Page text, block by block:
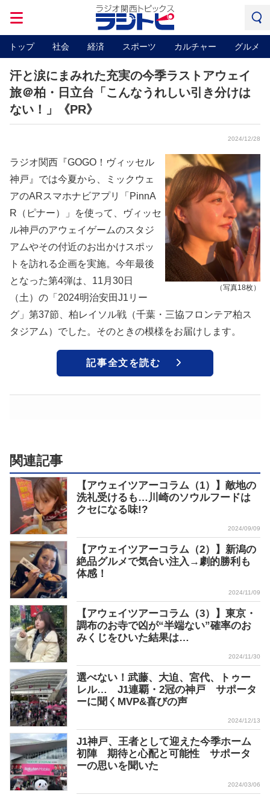
トップ 社会 経済 スポーツ カルチャー グルメ
汗と涙にまみれた充実の今季ラストアウェイ
旅＠柏・日立台「こんなうれしい引き分けは
ない！」《PR》
2024/12/28
（写真18枚）
ラジオ関西『GOGO！ヴィッセル
神戸』では今夏から、ミックウェ
アのARスマホナビアプリ「PinnA
R（ピナー）」を使って、ヴィッセ
ル神戸のアウェイゲームのスタジ
アムやその付近のお出かけスポッ
トを訪れる企画を実施。今年最後
となった第4弾は、11月30日
（土）の「2024明治安田J1リー
グ」第37節、柏レイソル戦（千葉・三協フロンテア柏ス
タジアム）でした。そのときの模様をお届けします。
記事全文を読む
関連記事
【アウェイツアーコラム（1）】敵地の
洗礼受けるも…川崎のソウルフードは
クセになる味!?
2024/09/09
【アウェイツアーコラム（2）】新潟の
絶品グルメで気合い注入→劇的勝利も
体感！
2024/11/09
【アウェイツアーコラム（3）】東京・
調布のお寺で凶が“半端ない”確率のお
みくじをひいた結果は…
2024/11/30
選べない！武藤、大迫、宮代、トゥー
レル… J1連覇・2冠の神戸 サポータ
ーに聞くMVP&喜びの声
2024/12/13
J1神戸、王者として迎えた今季ホーム
初陣 期待と心配と可能性 サポータ
ーの思いを聞いた
2024/03/06